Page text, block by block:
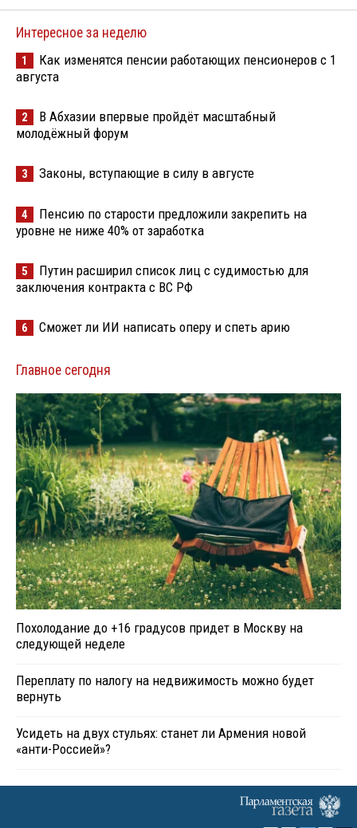
Интересное за неделю
1
Как изменятся пенсии работающих пенсионеров с 1
августа
2
В Абхазии впервые пройдёт масштабный
молодёжный форум
3 Законы, вступающие в силу в августе
4
Пенсию по старости предложили закрепить на
уровне не ниже 40% от заработка
5
Путин расширил список лиц с судимостью для
заключения контракта с ВС РФ
6 Сможет ли ИИ написать оперу и спеть арию
Главное сегодня
Похолодание до +16 градусов придет в Москву на
следующей неделе
Переплату по налогу на недвижимость можно будет
вернуть
Усидеть на двух стульях: станет ли Армения новой
«анти-Россией»?